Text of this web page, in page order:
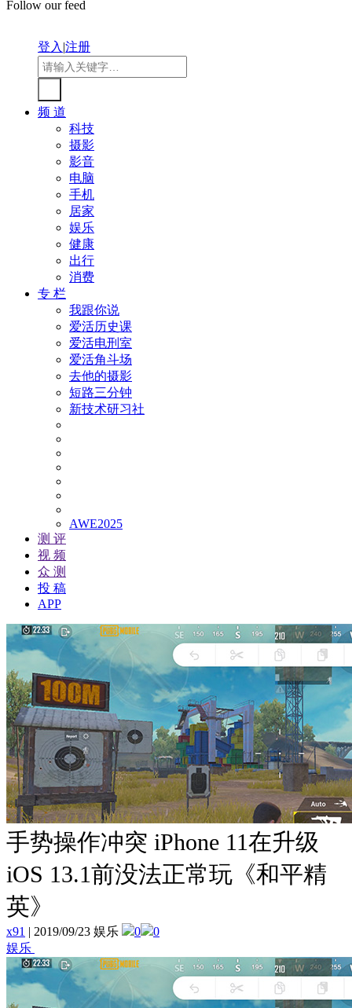
Follow our feed
登入|注册
频 道
科技
摄影
影音
电脑
手机
居家
娱乐
健康
出行
消费
专 栏
我跟你说
爱活历史课
爱活电刑室
爱活角斗场
去他的摄影
短路三分钟
新技术研习社
AWE2025
测 评
视 频
众 测
投 稿
APP
手势操作冲突 iPhone 11在升级
iOS 13.1前没法正常玩《和平精
英》
x91 | 2019/09/23 娱乐 0
0
娱乐